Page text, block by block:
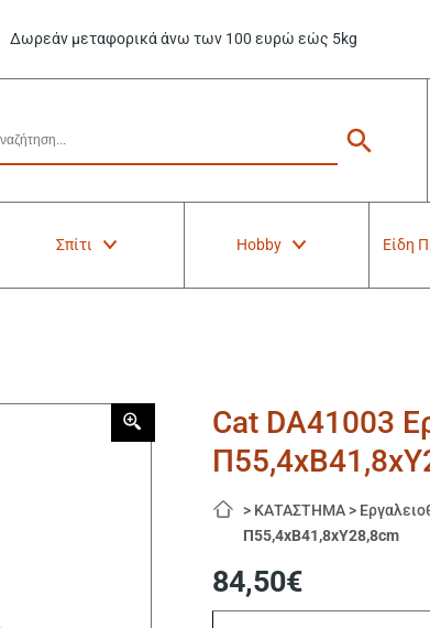
Δωρεάν μεταφορικά άνω των 100 ευρώ εώς 5kg
Σπίτι Hobby Είδη
Cat DA41003
> ΚΑΤΑΣΤΗΜΑ >
Π55,4xB41,8xΥ28,8cm
84,50€